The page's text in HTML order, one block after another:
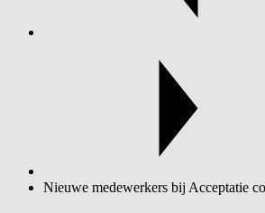
Nieuwe medewerkers bij Acceptatie